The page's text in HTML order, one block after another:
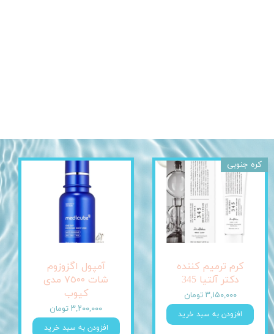
کرم ترمیم کننده
دکتر آلتیا 345
۳,۱۵۰,۰۰۰ تومان
افزودن به سبد خرید
کره جنوبی
آمپول اگزوزوم
شات ٧٥٠٠ مدی
کیوب
۳,۲۰۰,۰۰۰ تومان
افزودن به سبد خرید